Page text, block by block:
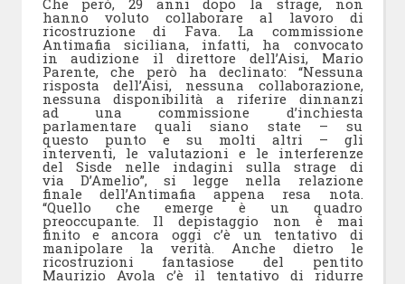
Che però, 29 anni dopo la strage, non
hanno voluto collaborare al lavoro di
ricostruzione di Fava. La commissione
Antimafia siciliana, infatti, ha convocato
in audizione il direttore dell’Aisi, Mario
Parente, che però ha declinato: “Nessuna
risposta dell’Aisi, nessuna collaborazione,
nessuna disponibilità a riferire dinnanzi
ad una commissione d’inchiesta
parlamentare quali siano state – su
questo punto e su molti altri – gli
interventi, le valutazioni e le interferenze
del Sisde nelle indagini sulla strage di
via D’Amelio”, si legge nella relazione
finale dell’Antimafia appena resa nota.
“Quello che emerge è un quadro
preoccupante. Il depistaggio non è mai
finito e ancora oggi c’è un tentativo di
manipolare la verità. Anche dietro le
ricostruzioni fantasiose del pentito
Maurizio Avola c’è il tentativo di ridurre